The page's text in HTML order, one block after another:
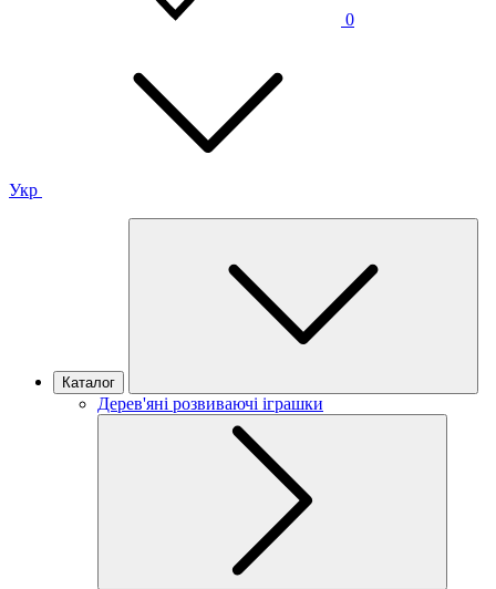
0
Укр
Каталог
Дерев'яні розвиваючі іграшки